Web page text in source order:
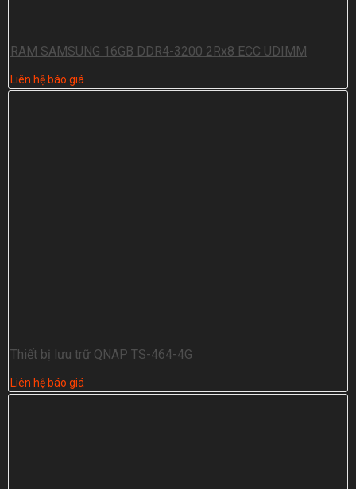
RAM SAMSUNG 16GB DDR4-3200 2Rx8 ECC UDIMM
Liên hệ báo giá
Thiết bị lưu trữ QNAP TS-464-4G
Liên hệ báo giá